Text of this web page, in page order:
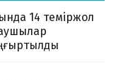
14 теміржол